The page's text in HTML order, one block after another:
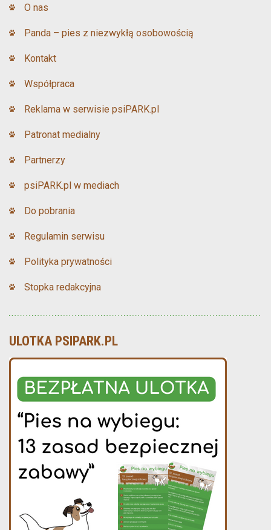
O nas
Panda – pies z niezwykłą osobowością
Kontakt
Współpraca
Reklama w serwisie psiPARK.pl
Patronat medialny
Partnerzy
psiPARK.pl w mediach
Do pobrania
Regulamin serwisu
Polityka prywatności
Stopka redakcyjna
ULOTKA PSIPARK.PL